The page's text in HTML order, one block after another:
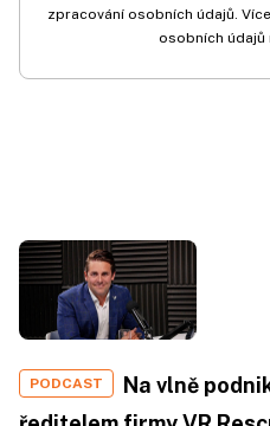
zpracování osobních údajů.
osobních údajů
PODCAST
Na vlně